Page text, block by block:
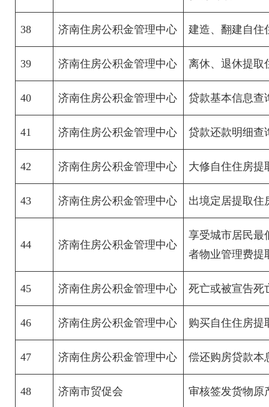
38 济南住房公积金管理中心 建造、翻建自住
39 济南住房公积金管理中心 离休、退休提取
40 济南住房公积金管理中心 贷款基本信息查
41 济南住房公积金管理中心 贷款还款明细查
42 济南住房公积金管理中心 大修自住住房提
43 济南住房公积金管理中心 出境定居提取住
44 济南住房公积金管理中心
享受城市居民最
者物业管理费提
45 济南住房公积金管理中心 死亡或被宣告死
46 济南住房公积金管理中心 购买自住住房提
47 济南住房公积金管理中心 偿还购房贷款本
48 济南市贸促会 审核签发货物原